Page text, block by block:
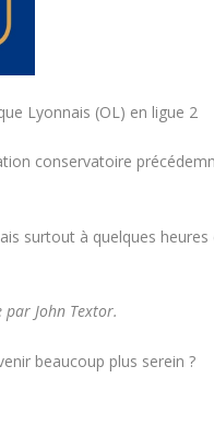
Lyonnais (OL) en ligue 2
conservatoire
surtout à quelques
par John Textor.
beaucoup plus serein ?